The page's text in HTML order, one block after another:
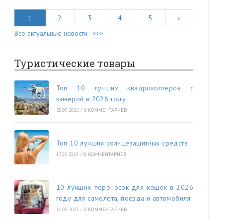
1 2 3 4 5
›
Все актуальные новости =>>>
Туристические товары
Топ 10 лучших квадрокоптеров с
камерой в 2026 году
25.09.2022 / 0 КОММЕНТАРИЕВ
Топ 10 лучших солнцезащитных средств
17.08.2019 / 0 КОММЕНТАРИЕВ
10 лучших переносок для кошек в 2026
году для самолёта, поезда и автомобиля
31.03.2023 / 0 КОММЕНТАРИЕВ